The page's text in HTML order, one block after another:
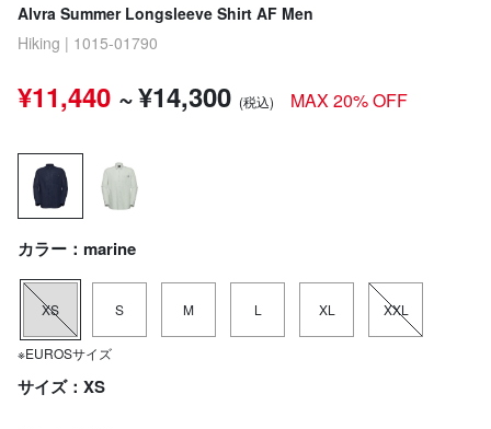
Alvra Summer Longsleeve Shirt AF Men
Hiking | 1015-01790
¥11,440 ~¥14,300 (税込) MAX 20% OFF
カラー：marine
XS S M L XL XXL
※EUROSサイズ
サイズ：XS